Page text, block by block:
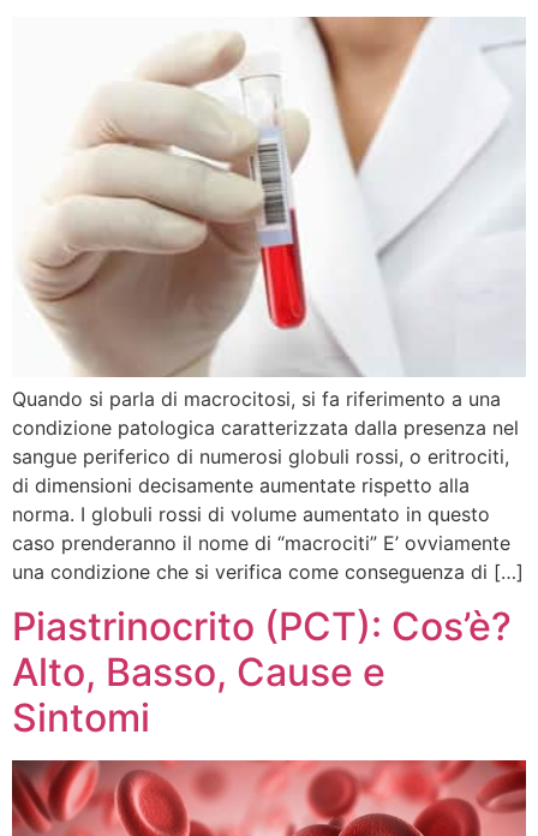
Quando si parla di macrocitosi, si fa riferimento a una
condizione patologica caratterizzata dalla presenza nel
sangue periferico di numerosi globuli rossi, o eritrociti,
di dimensioni decisamente aumentate rispetto alla
norma. I globuli rossi di volume aumentato in questo
caso prenderanno il nome di “macrociti” E’ ovviamente
una condizione che si verifica come conseguenza di […]
Piastrinocrito (PCT): Cos’è?
Alto, Basso, Cause e
Sintomi